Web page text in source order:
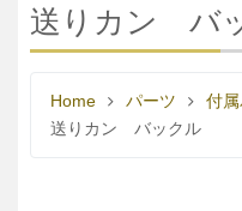
送りカン バ
Home パーツ
付
送りカン バックル